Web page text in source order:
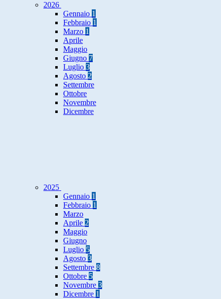
2026
Gennaio 1
Febbraio 1
Marzo 1
Aprile
Maggio
Giugno 7
Luglio 3
Agosto 2
Settembre
Ottobre
Novembre
Dicembre
2025
Gennaio 1
Febbraio 1
Marzo
Aprile 2
Maggio
Giugno
Luglio 5
Agosto 3
Settembre 8
Ottobre 5
Novembre 3
Dicembre 1